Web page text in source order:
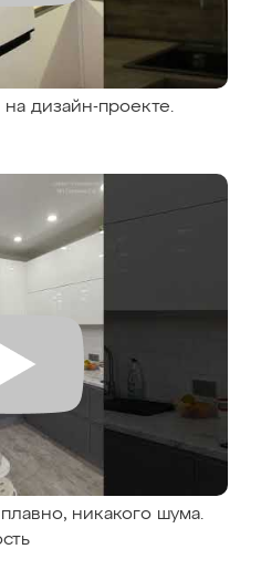
на дизайн-проекте.
никакого шума.